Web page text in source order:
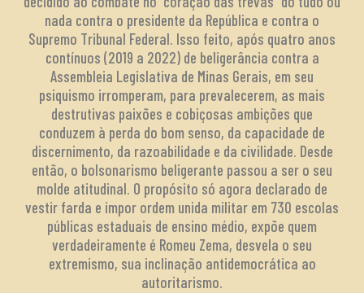
nada contra o presidente da República e contra o
Supremo Tribunal Federal. Isso feito, após quatro anos
contínuos (2019 a 2022) de beligerância contra a
Assembleia Legislativa de Minas Gerais, em seu
psiquismo irromperam, para prevalecerem, as mais
destrutivas paixões e cobiçosas ambições que
conduzem à perda do bom senso, da capacidade de
discernimento, da razoabilidade e da civilidade. Desde
então, o bolsonarismo beligerante passou a ser o seu
molde atitudinal. O propósito só agora declarado de
vestir farda e impor ordem unida militar em 730 escolas
públicas estaduais de ensino médio, expõe quem
verdadeiramente é Romeu Zema, desvela o seu
extremismo, sua inclinação antidemocrática ao
autoritarismo.